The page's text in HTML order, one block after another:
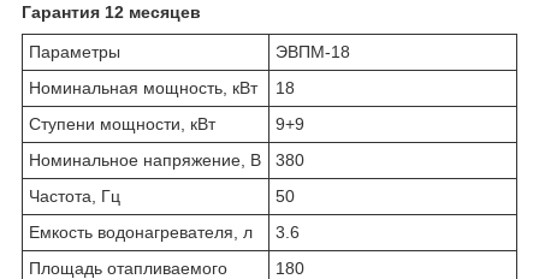
Гарантия 12 месяцев
Параметры
ЭВПМ-18
Номинальная мощность, кВт
18
Ступени мощности, кВт
9+9
Номинальное напряжение, В
380
Частота, Гц
50
Емкость водонагревателя, л
3.6
Площадь отапливаемого
180